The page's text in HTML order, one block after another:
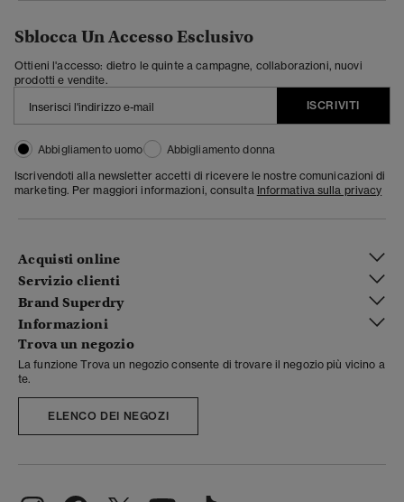
Sblocca Un Accesso Esclusivo
Ottieni l'accesso: dietro le quinte a campagne, collaborazioni, nuovi
prodotti e vendite.
ISCRIVITI
Abbigliamento uomo
Abbigliamento donna
Iscrivendoti alla newsletter accetti di ricevere le nostre comunicazioni di
marketing. Per maggiori informazioni, consulta Informativa sulla privacy
Acquisti online
Servizio clienti
Brand Superdry
Informazioni
Trova un negozio
La funzione Trova un negozio consente di trovare il negozio più vicino a
te.
ELENCO DEI NEGOZI